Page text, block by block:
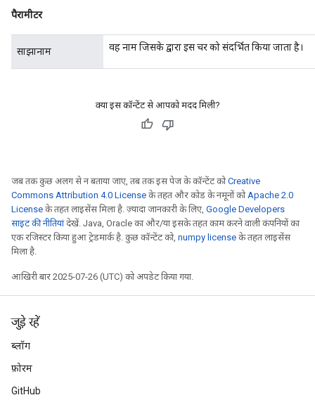
पैरामीटर
साझानाम वह नाम जिसके द्वारा इस चर को संदर्भित किया जाता है।
क्या इस कॉन्टेंट से आपको मदद मिली?
जब तक कुछ अलग से न बताया जाए, तब तक इस पेज के कॉन्टेंट कोCreative
Commons Attribution 4.0 License के तहत और कोड के नमूनों कोApache 2.0
License के तहत लाइसेंस मिला है. ज़्यादा जानकारी के लिए, Google Developers
साइट की नीतियांदेखें. Java, Oracle का और/या इसके तहत काम करने वाली कंपनियों का
एक रजिस्टर किया हुआ ट्रेडमार्क है. कुछ कॉन्टेंट को, numpy license के तहत लाइसेंस
मिला है.
आखिरी बार 2025-07-26 (UTC) को अपडेट किया गया.
जुड़े रहें
ब्लॉग
फ़ोरम
GitHub